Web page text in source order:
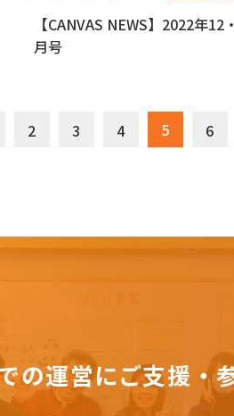
【CANVAS NEWS】2022年12
月号
2 3 4 5 6
の運営にご支援・